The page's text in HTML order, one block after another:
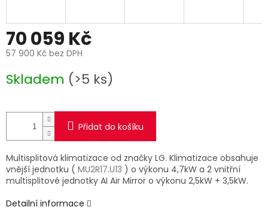
70 059 Kč
57 900 Kč bez DPH
cena:
Skladem (>5 ks)
Přidat do košíku
Multisplitová klimatizace od značky LG. Klimatizace obsahuje
vnější jednotku ( MU2R17.U13 ) o výkonu 4,7kW a 2 vnitřní
multisplitové jednotky AI Air Mirror o výkonu 2,5kW + 3,5kW.
Detailní informace